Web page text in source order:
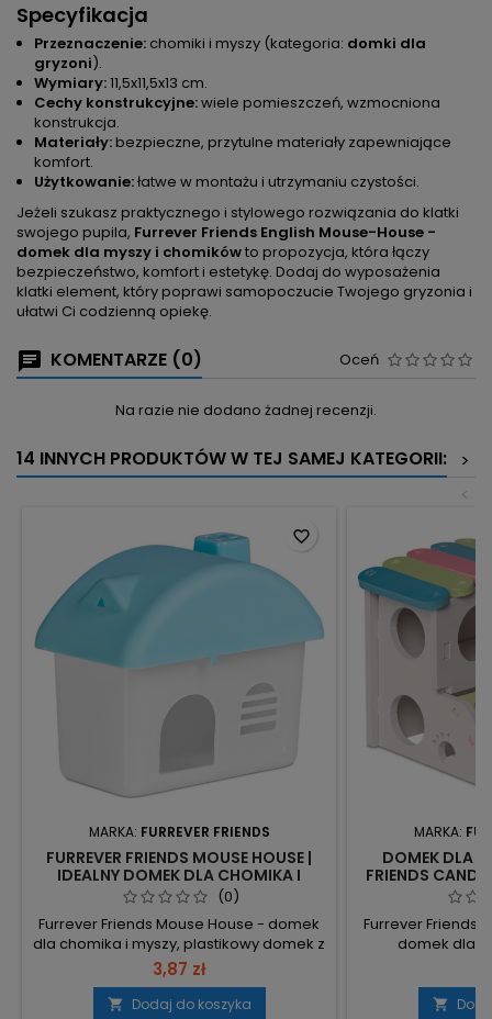
Specyfikacja
Przeznaczenie: chomiki i myszy (kategoria: domki dla
gryzoni).
Wymiary:11,5x11,5x13 cm.
Cechy konstrukcyjne:wiele pomieszczeń, wzmocniona
konstrukcja.
Materiały:bezpieczne, przytulne materiały zapewniające
komfort.
Użytkowanie:łatwe w montażu i utrzymaniu czystości.
Jeżeli szukasz praktycznego i stylowego rozwiązania do klatki
swojego pupila, Furrever Friends English Mouse-House -
domek dla myszy i chomikówto propozycja, która łączy
bezpieczeństwo, komfort i estetykę. Dodaj do wyposażenia
klatki element, który poprawi samopoczucie Twojego gryzonia i
ułatwi Ci codzienną opiekę.
KOMENTARZE (0) Oceń
Na razie nie dodano żadnej recenzji.
14 INNYCH PRODUKTÓW W TEJ SAMEJ KATEGORII:
>
<
MARKA: FURREVER FRIENDS
FURREVER FRIENDS MOUSE HOUSE |
IDEALNY DOMEK DLA CHOMIKA I
MYSZY
(0)
Furrever Friends Mouse House - domek
dla chomika i myszy, plastikowy domek z
zdejmowanym dachem, zapewniający
prywatne miejsce do snu i łatwe
czyszczenie. Wymiary 13x8x11.5 cm –
3,87 zł
 Dodaj do koszyka
favorite_border
MARKA:
DOMEK DLA
FRIENDS
MYSZY
Furrever Friends
domek dla
wymiarach
bezpiecznych
